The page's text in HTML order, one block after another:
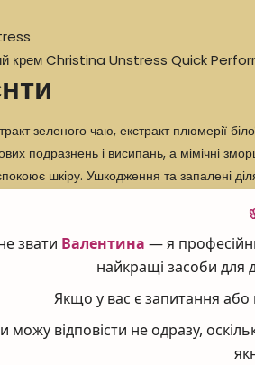
крем Christina Unstress Quick
зеленого чаю, екстракт плюмерії
подразнень і висипань, а мімічні
шкіру. Ушкодження та запалені
активність у забитих та запалених
забезпечить вашій шкірі гідний
нанесіть крем Quick
з денним кремом ProBiotic Day
звати Валентина — я
найкращі засоби для
Якщо у вас є запитання або
можу відповісти не одразу,